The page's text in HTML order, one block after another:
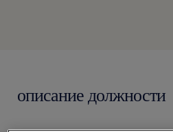
описание должности